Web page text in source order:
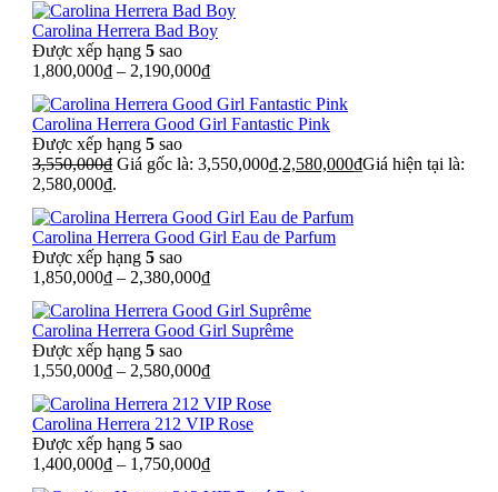
Carolina Herrera Bad Boy
Được xếp hạng 5 sao
1,800,000₫ – 2,190,000₫
Carolina Herrera Good Girl Fantastic Pink
Được xếp hạng 5 sao
3,550,000₫ Giá gốc là: 3,550,000₫.2,580,000₫Giá hiện tại là:
2,580,000₫.
Carolina Herrera Good Girl Eau de Parfum
Được xếp hạng 5 sao
1,850,000₫ – 2,380,000₫
Carolina Herrera Good Girl Suprême
Được xếp hạng 5 sao
1,550,000₫ – 2,580,000₫
Carolina Herrera 212 VIP Rose
Được xếp hạng 5 sao
1,400,000₫ – 1,750,000₫